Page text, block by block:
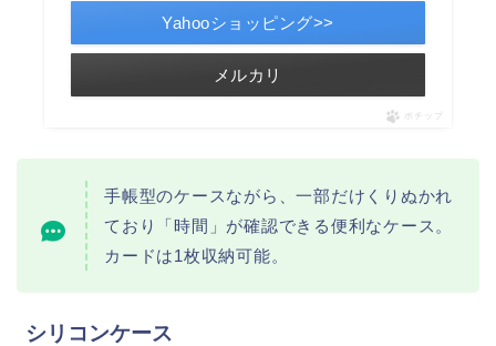
Yahooショッピング>>
メルカリ
ポチップ
手帳型のケースながら、一部だけくりぬかれ
ており「時間」が確認できる便利なケース。
カードは1枚収納可能。
シリコンケース